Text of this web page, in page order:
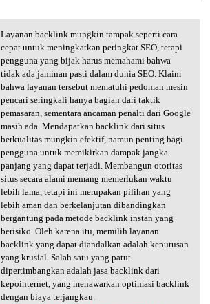
backlink mungkin
Layanan backlink mungkin tampak seperti cara
cepat untuk meningkatkan peringkat SEO, tetapi
pengguna yang bijak harus memahami bahwa
tidak ada jaminan pasti dalam dunia SEO. Klaim
bahwa layanan tersebut mematuhi pedoman mesin
pencari seringkali hanya bagian dari taktik
pemasaran, sementara ancaman penalti dari Google
masih ada. Mendapatkan backlink dari situs
berkualitas mungkin efektif, namun penting bagi
pengguna untuk memikirkan dampak jangka
panjang yang dapat terjadi. Membangun otoritas
situs secara alami memang memerlukan waktu
lebih lama, tetapi ini merupakan pilihan yang
lebih aman dan berkelanjutan dibandingkan
bergantung pada metode backlink instan yang
berisiko. Oleh karena itu, memilih layanan
backlink yang dapat diandalkan adalah keputusan
yang krusial. Salah satu yang patut
dipertimbangkan adalah jasa backlink dari
kepointernet, yang menawarkan optimasi backlink
dengan biaya terjangkau.